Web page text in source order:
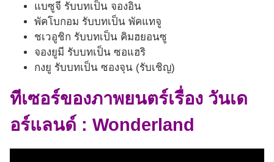
แบซูจี รับบทเป็น จองอิน
พัคโบกอม รับบทเป็น พัคแทจู
ชเวอูชิก รับบทเป็น คิมฮยอนซู
จองยูมี รับบทเป็น ซอแฮริ
กงยู รับบทเป็น ซองจุน (รับเชิญ)
ทีเซอร์ของภาพยนตร์เรื่อง วันเด
อร์แลนด์ : Wonderland